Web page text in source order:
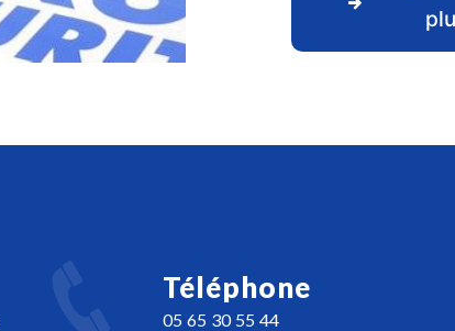
Téléphone
05 65 30 55 44